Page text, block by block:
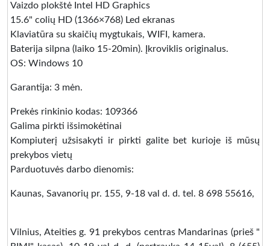
Vaizdo plokštė Intel HD Graphics
15.6" colių HD (1366×768) Led ekranas
Klaviatūra su skaičių mygtukais, WIFI, kamera.
Baterija silpna (laiko 15-20min). Įkroviklis originalus.
OS: Windows 10
Garantija: 3 mėn.
Prekės rinkinio kodas: 109366
Galima pirkti išsimokėtinai
Kompiuterį užsisakyti ir pirkti galite bet kurioje iš mūsų
prekybos vietų
Parduotuvės darbo dienomis:
Kaunas, Savanorių pr. 155, 9-18 val d. d. tel. 8 698 55616,
Vilnius, Ateities g. 91 prekybos centras Mandarinas (prieš "